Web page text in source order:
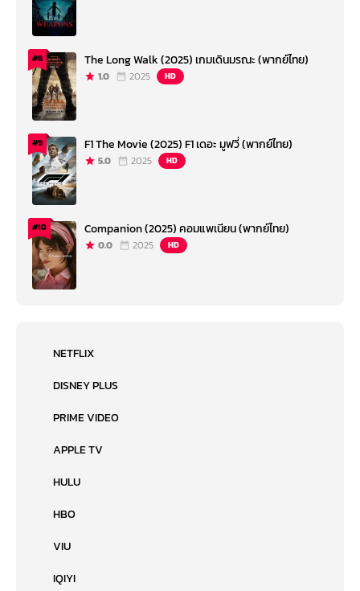
#8 The Long Walk (2025) เกมเดินมรณะ (พากย์ไทย)
1.0 2025 HD
#9 F1 The Movie (2025) F1 เดอะ มูฟวี่ (พากย์ไทย)
5.0 2025 HD
#10 Companion (2025) คอมแพเนียน (พากย์ไทย)
0.0 2025 HD
NETFLIX
DISNEY PLUS
PRIME VIDEO
APPLE TV
HULU
HBO
VIU
IQIYI